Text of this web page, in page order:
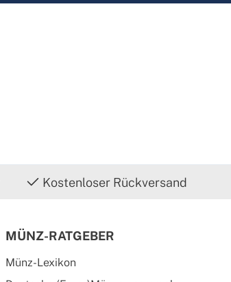
Kostenloser Rückversand
MÜNZ-RATGEBER
Münz-Lexikon